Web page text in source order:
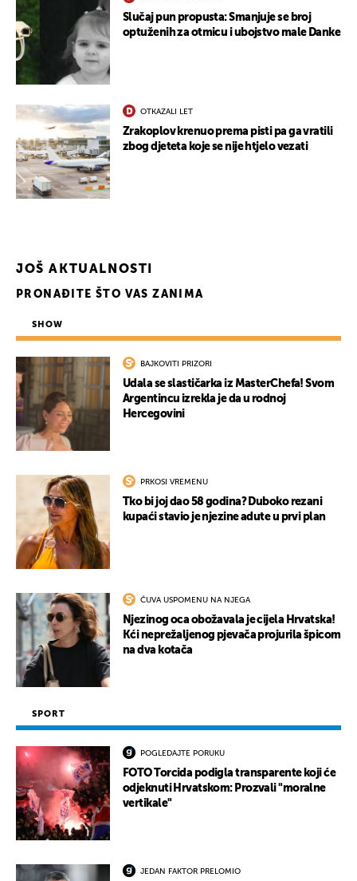
Slučaj pun propusta: Smanjuje se broj
optuženih za otmicu i ubojstvo male Danke
OTKAZALI LET
Zrakoplov krenuo prema pisti pa ga vratili
zbog djeteta koje se nije htjelo vezati
JOŠ AKTUALNOSTI
PRONAĐITE ŠTO VAS ZANIMA
SHOW
BAJKOVITI PRIZORI
Udala se slastičarka iz MasterChefa! Svom
Argentincu izrekla je da u rodnoj
Hercegovini
PRKOSI VREMENU
Tko bi joj dao 58 godina? Duboko rezani
kupaći stavio je njezine adute u prvi plan
ČUVA USPOMENU NA NJEGA
Njezinog oca obožavala je cijela Hrvatska!
Kći neprežaljenog pjevača projurila špicom
na dva kotača
SPORT
POGLEDAJTE PORUKU
FOTO Torcida podigla transparente koji će
odjeknuti Hrvatskom: Prozvali "moralne
vertikale"
JEDAN FAKTOR PRELOMIO